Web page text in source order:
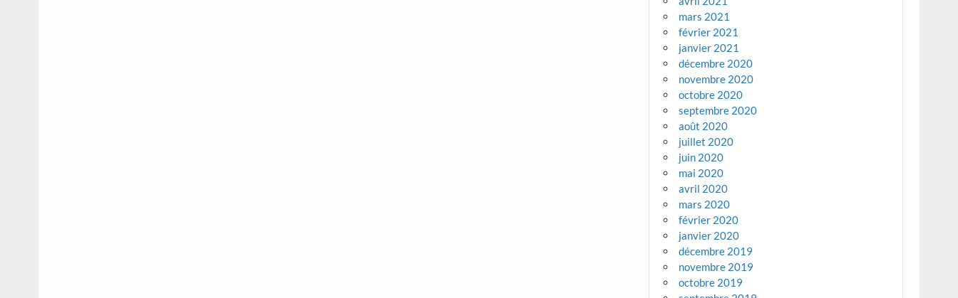
mars 2021
février 2021
janvier 2021
décembre 2020
novembre 2020
octobre 2020
septembre 2020
août 2020
juillet 2020
juin 2020
mai 2020
avril 2020
mars 2020
février 2020
janvier 2020
décembre 2019
novembre 2019
octobre 2019